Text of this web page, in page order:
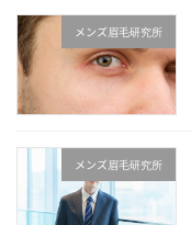
メンズ眉毛研究所
メンズ眉毛研究所